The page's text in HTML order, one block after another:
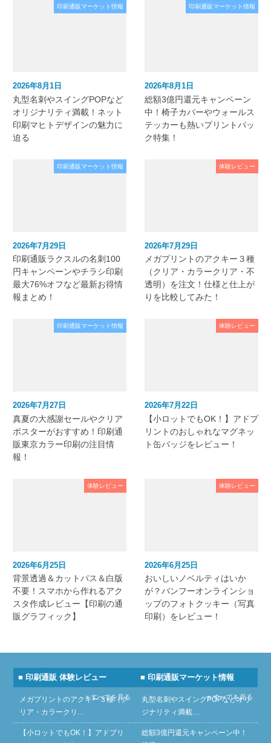
印刷通販マーケット情報
2026年8月1日
丸型名刺やスイングPOPなど
オリジナリティ満載！ネット
印刷マヒトデザインの魅力に
迫る
印刷通販マーケット情報
2026年8月1日
総額3億円還元キャンペーン
中！椅子カバーやウォールス
テッカーも熱いプリントパッ
ク特集！
印刷通販マーケット情報
2026年7月29日
印刷通販ラクスルの名刺100
円キャンペーンやチラシ印刷
最大76%オフなど最新お得情
報まとめ！
体験レビュー
2026年7月29日
メガプリントのアクキー３種
（クリア・カラークリア・不
透明）を注文！仕様と仕上が
りを比較してみた！
印刷通販マーケット情報
2026年7月27日
真夏の大感謝セールやクリア
ポスターがおすすめ！印刷通
販東京カラー印刷の注目情
報！
体験レビュー
2026年7月22日
【小ロットでもOK！】アドプ
リントのおしゃれなマグネッ
ト缶バッジをレビュー！
体験レビュー
2026年6月25日
背景透過＆カットパス＆白版
不要！スマホから作れるアク
スタ作成レビュー【印刷の通
販グラフィック】
体験レビュー
2026年6月25日
おいしいノベルティはいか
が？バンフーオンラインショ
ップのフォトクッキー（写真
印刷）をレビュー！
■ 印刷通販 体験レビュー
» すべてを見る
メガプリントのアクキー３種（ク
リア・カラークリ…
【小ロットでもOK！】アドプリ
■ 印刷通販マーケット情報
» すべてを見る
丸型名刺やスイングPOPなどオリ
ジナリティ満載…
総額3億円還元キャンペーン中！